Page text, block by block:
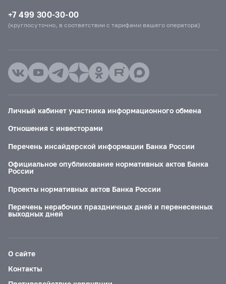
+7 499 300-30-00
(круглосуточно, в соответствии с тарифами вашего оператора)
Личный кабинет участника информационного обмена
Отношения с инвесторами
Перечень инсайдерской информации Банка России
Официальное опубликование нормативных актов Банка
России
Проекты нормативных актов Банка России
Перечень нерабочих праздничных дней и перенесенных
выходных дней
О сайте
Контакты